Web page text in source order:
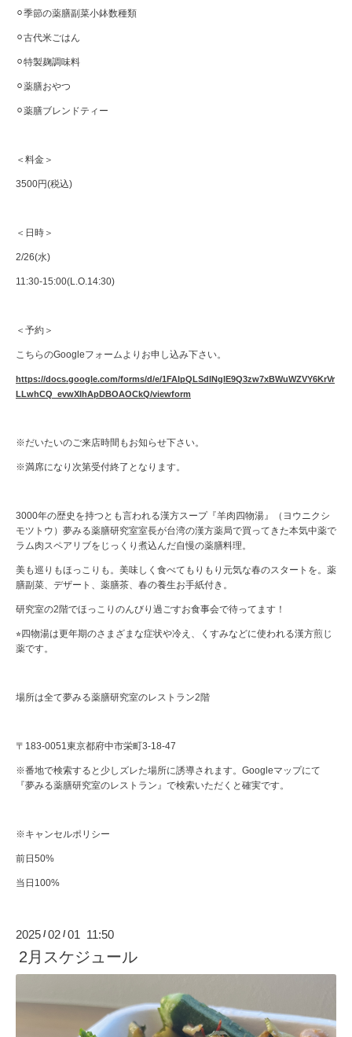
⚪︎季節の薬膳副菜小鉢数種類
⚪︎古代米ごはん
⚪︎特製麹調味料
⚪︎薬膳おやつ
⚪︎薬膳ブレンドティー
＜料金＞
3500円(税込)
＜日時＞
2/26(水)
11:30-15:00(L.O.14:30)
＜予約＞
こちらのGoogleフォームよりお申し込み下さい。
https://docs.google.com/forms/d/e/1FAIpQLSdINgIE9Q3zw7xBWuWZVY6KrVr
LLwhCQ_evwXIhApDBOAOCkQ/viewform
※だいたいのご来店時間もお知らせ下さい。
※満席になり次第受付終了となります。
3000年の歴史を持つとも言われる漢方スープ『羊肉四物湯』（ヨウニクシ
モツトウ）夢みる薬膳研究室室長が台湾の漢方薬局で買ってきた本気中薬で
ラム肉スペアリブをじっくり煮込んだ自慢の薬膳料理。
美も巡りもほっこりも。美味しく食べてもりもり元気な春のスタートを。薬
膳副菜、デザート、薬膳茶、春の養生お手紙付き。
研究室の2階でほっこりのんびり過ごすお食事会で待ってます！
⭐︎四物湯は更年期のさまざまな症状や冷え、くすみなどに使われる漢方煎じ
薬です。
場所は全て夢みる薬膳研究室のレストラン2階
〒183-0051東京都府中市栄町3-18-47
※番地で検索すると少しズレた場所に誘導されます。Googleマップにて
『夢みる薬膳研究室のレストラン』で検索いただくと確実です。
※キャンセルポリシー
前日50%
当日100%
2025 /02 /01 11:50
2月スケジュール